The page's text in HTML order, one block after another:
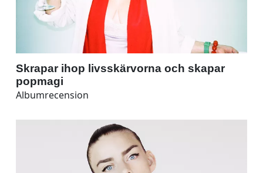
Skrapar ihop livsskärvorna och skapar
popmagi
Albumrecension